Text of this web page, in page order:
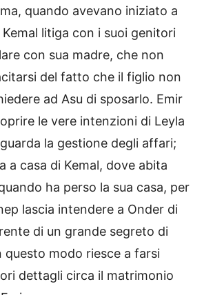
quando avevano iniziato a
litiga con i suoi genitori
con sua madre, che non
del fatto che il figlio non
ad Asu di sposarlo. Emir
le vere intenzioni di Leyla
la gestione degli affari;
a casa di Kemal, dove abita
ha perso la sua casa, per
lascia intendere a Onder di
di un grande segreto di
questo modo riesce a farsi
dettagli circa il matrimonio